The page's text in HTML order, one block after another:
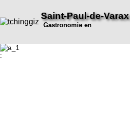
Saint-Paul-de-Varax
Gastronomie en
: